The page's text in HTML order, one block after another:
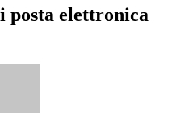
posta elettronica